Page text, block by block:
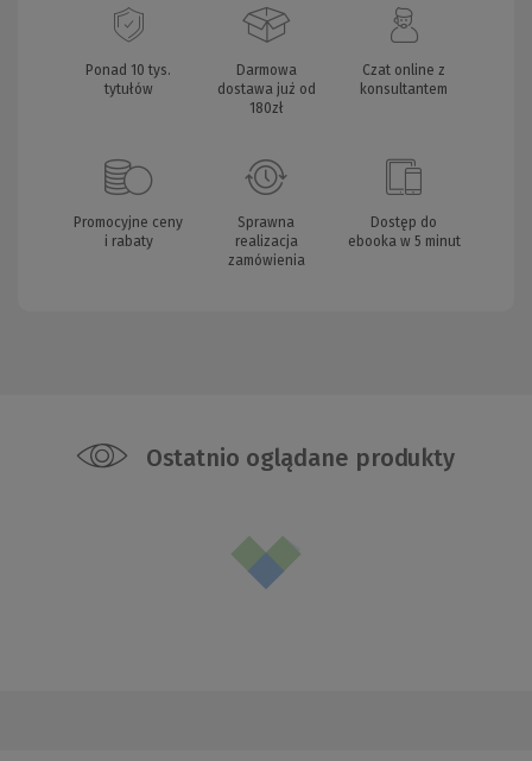
Ponad 10 tys.
tytułów
Darmowa
dostawa już od
180zł
Czat online z
konsultantem
Promocyjne ceny
i rabaty
Sprawna
realizacja
zamówienia
Dostęp do
ebooka w 5 minut
Ostatnio oglądane produkty